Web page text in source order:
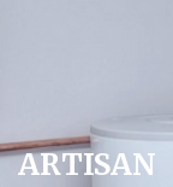
ARTISAN